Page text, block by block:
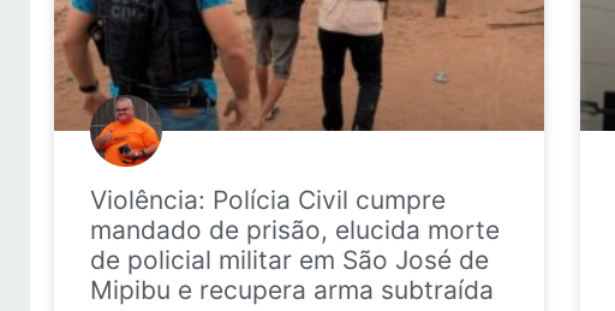
Violência: Polícia Civil cumpre
mandado de prisão, elucida morte
de policial militar em São José de
Mipibu e recupera arma subtraída